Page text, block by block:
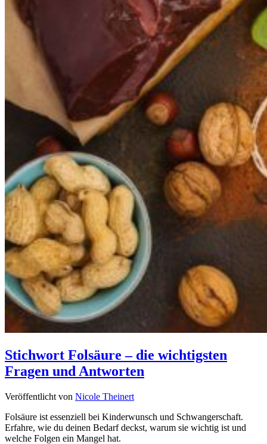
Stichwort Folsäure – die wichtigsten
Fragen und Antworten
Veröffentlicht von Nicole Theinert
Folsäure ist essenziell bei Kinderwunsch und Schwangerschaft.
Erfahre, wie du deinen Bedarf deckst, warum sie wichtig ist und
welche Folgen ein Mangel hat.